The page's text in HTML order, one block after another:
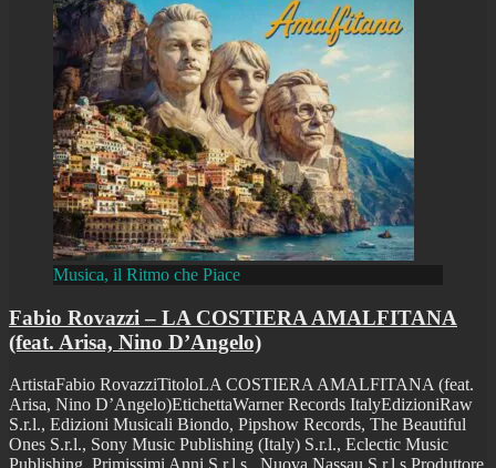
Musica, il Ritmo che Piace
Fabio Rovazzi – LA COSTIERA AMALFITANA
(feat. Arisa, Nino D’Angelo)
ArtistaFabio RovazziTitoloLA COSTIERA AMALFITANA (feat.
Arisa, Nino D’Angelo)EtichettaWarner Records ItalyEdizioniRaw
S.r.l., Edizioni Musicali Biondo, Pipshow Records, The Beautiful
Ones S.r.l., Sony Music Publishing (Italy) S.r.l., Eclectic Music